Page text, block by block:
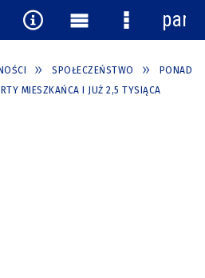
SPOŁECZEŃSTWO
PONAD
MIESZKAŃCA I JUŻ 2,5 TYSIĄCA
Narzędzia
Menu
główne
Menu
panel